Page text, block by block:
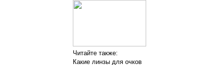
Читайте также:
Какие линзы для очков